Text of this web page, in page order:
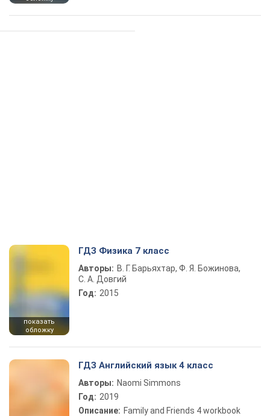
показать
обложку
ГДЗ Физика 7 класс
Авторы: В. Г. Барьяхтар, Ф. Я. Божинова,
С. А. Довгий
Год: 2015
ГДЗ Английский язык 4 класс
Авторы: Naomi Simmons
Год: 2019
Описание: Family and Friends 4 workbook